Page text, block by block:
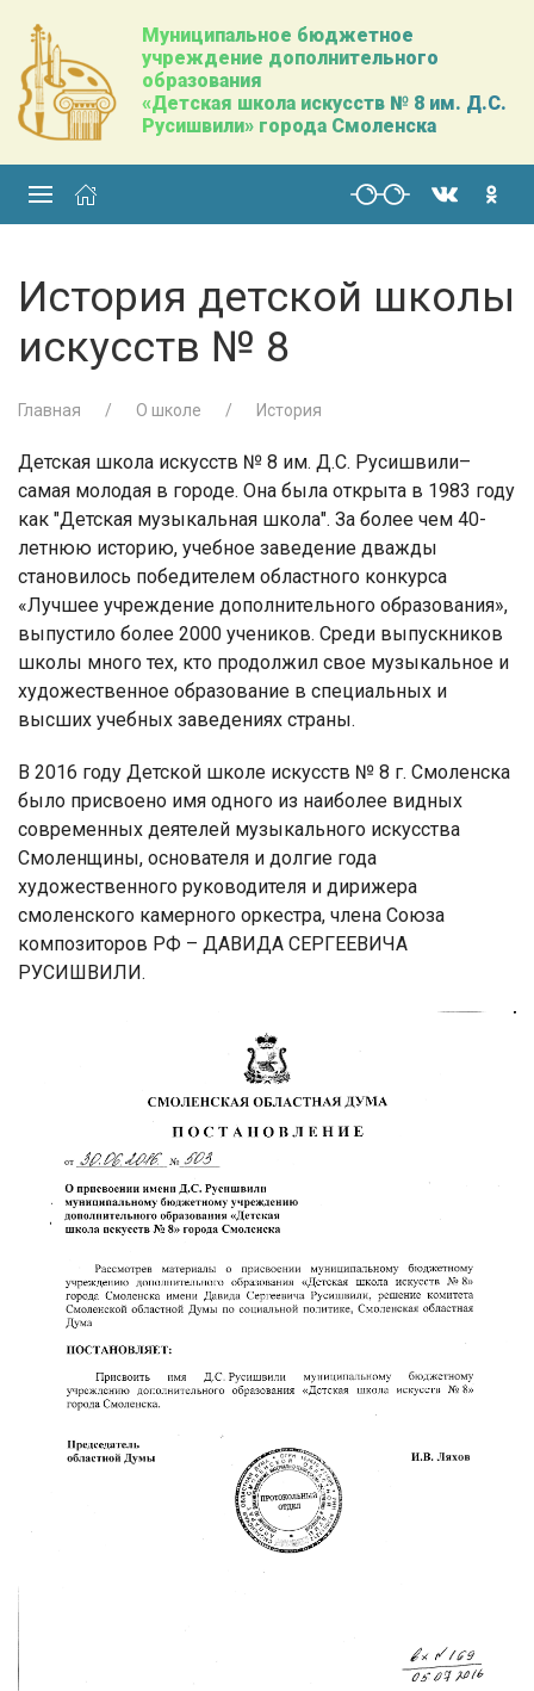
Муниципальное бюджетное
учреждение дополнительного
образования
«Детская школа искусств № 8 им. Д.С.
Русишвили» города Смоленска
История детской школы
искусств № 8
Главная О школе История
Детская школа искусств № 8 им. Д.С. Русишвили–
самая молодая в городе. Она была открыта в 1983 году
как "Детская музыкальная школа". За более чем 40-
летнюю историю, учебное заведение дважды
становилось победителем областного конкурса
«Лучшее учреждение дополнительного образования»,
выпустило более 2000 учеников. Среди выпускников
школы много тех, кто продолжил свое музыкальное и
художественное образование в специальных и
высших учебных заведениях страны.
В 2016 году Детской школе искусств № 8 г. Смоленска
было присвоено имя одного из наиболее видных
современных деятелей музыкального искусства
Смоленщины, основателя и долгие года
художественного руководителя и дирижера
смоленского камерного оркестра, члена Союза
композиторов РФ – ДАВИДА СЕРГЕЕВИЧА
РУСИШВИЛИ.